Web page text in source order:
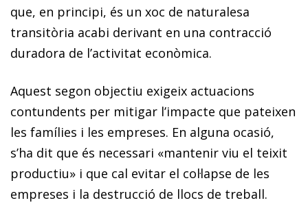
que, en principi, és un xoc de naturalesa
transitòria acabi derivant en una contracció
duradora de l’activitat econòmica.
Aquest segon objectiu exigeix actuacions
contundents per mitigar l’impacte que pateixen
les famílies i les empreses. En alguna ocasió,
s’ha dit que és necessari «mantenir viu el teixit
productiu» i que cal evitar el col·lapse de les
empreses i la destrucció de llocs de treball.